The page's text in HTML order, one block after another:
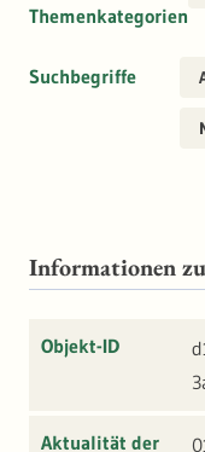
Themenkategorien
Suchbegriffe
Informationen
Objekt-ID
Aktualität der